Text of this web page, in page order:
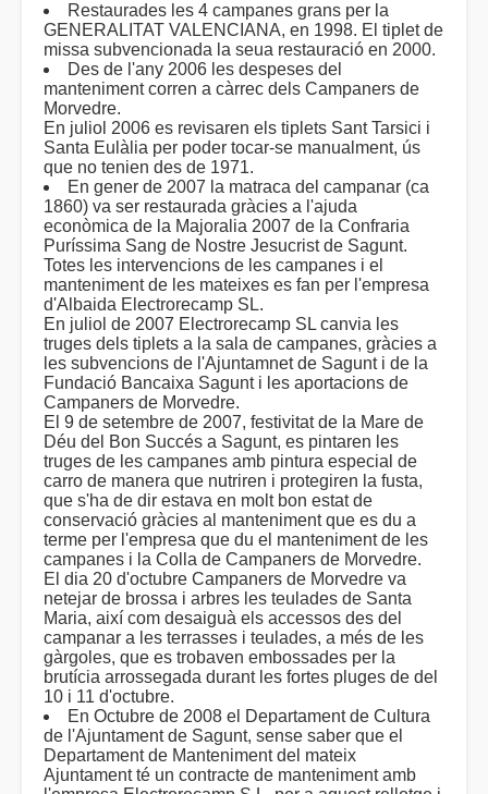
Restaurades les 4 campanes grans per la
GENERALITAT VALENCIANA, en 1998. El tiplet de
missa subvencionada la seua restauració en 2000.
Des de l'any 2006 les despeses del
manteniment corren a càrrec dels Campaners de
Morvedre.
En juliol 2006 es revisaren els tiplets Sant Tarsici i
Santa Eulàlia per poder tocar-se manualment, ús
que no tenien des de 1971.
En gener de 2007 la matraca del campanar (ca
1860) va ser restaurada gràcies a l'ajuda
econòmica de la Majoralia 2007 de la Confraria
Puríssima Sang de Nostre Jesucrist de Sagunt.
Totes les intervencions de les campanes i el
manteniment de les mateixes es fan per l'empresa
d'Albaida Electrorecamp SL.
En juliol de 2007 Electrorecamp SL canvia les
truges dels tiplets a la sala de campanes, gràcies a
les subvencions de l'Ajuntamnet de Sagunt i de la
Fundació Bancaixa Sagunt i les aportacions de
Campaners de Morvedre.
El 9 de setembre de 2007, festivitat de la Mare de
Déu del Bon Succés a Sagunt, es pintaren les
truges de les campanes amb pintura especial de
carro de manera que nutriren i protegiren la fusta,
que s'ha de dir estava en molt bon estat de
conservació gràcies al manteniment que es du a
terme per l'empresa que du el manteniment de les
campanes i la Colla de Campaners de Morvedre.
El dia 20 d'octubre Campaners de Morvedre va
netejar de brossa i arbres les teulades de Santa
Maria, així com desaiguà els accessos des del
campanar a les terrasses i teulades, a més de les
gàrgoles, que es trobaven embossades per la
brutícia arrossegada durant les fortes pluges de del
10 i 11 d'octubre.
En Octubre de 2008 el Departament de Cultura
de l'Ajuntament de Sagunt, sense saber que el
Departament de Manteniment del mateix
Ajuntament té un contracte de manteniment amb